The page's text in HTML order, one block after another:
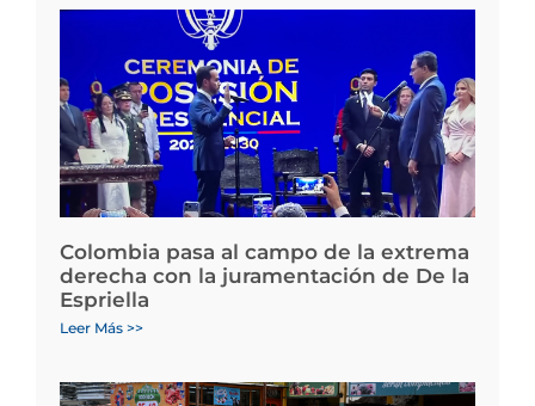
Colombia pasa al campo de la extrema
derecha con la juramentación de De la
Espriella
Leer Más >>